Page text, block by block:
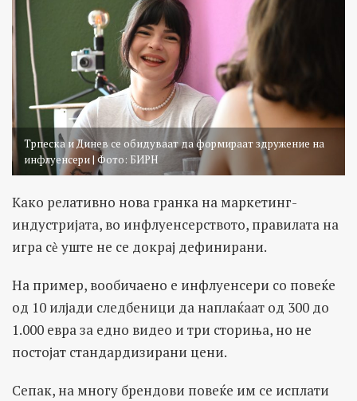
Трпеска и Динев се обидуваат да формираат здружение на
инфлуенсери | Фото: БИРН
Како релативно нова гранка на маркетинг-
индустријата, во инфлуенсерството, правилата на
игра сѐ уште не се докрај дефинирани.
На пример, вообичаено е инфлуенсери со повеќе
од 10 илјади следбеници да наплаќаат од 300 до
1.000 евра за едно видео и три сториња, но не
постојат стандардизирани цени.
Сепак, на многу брендови повеќе им се исплати